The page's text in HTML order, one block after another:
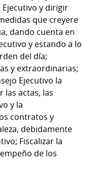
Ejecutivo y dirigir
que creyere
dando cuenta en
y estando a lo
del día;
y extraordinarias;
Ejecutivo la
las actas, las
y la
contratos y
debidamente
Fiscalizar la
de los